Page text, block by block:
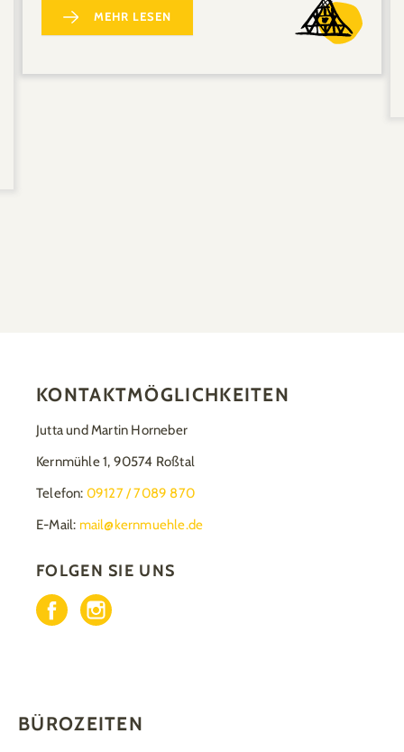
MEHR LESEN
KONTAKTMÖGLICHKEITEN
Jutta und Martin Horneber
Kernmühle 1, 90574 Roßtal
Telefon: 09127 / 7089 870
E-Mail: mail@kernmuehle.de
FOLGEN SIE UNS
BÜROZEITEN